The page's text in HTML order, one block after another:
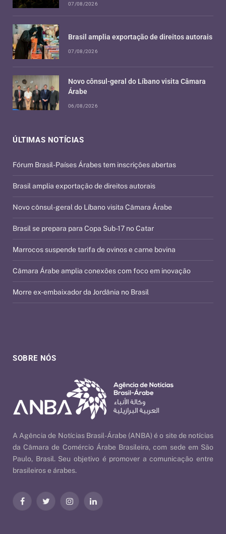
SOBRE NÓS
A Agência de Notícias Brasil-Árabe (ANBA) é o site de notícias
da Câmara de Comércio Árabe Brasileira, com sede em São
Paulo, Brasil. Seu objetivo é promover a comunicação entre
brasileiros e árabes.
FacebookTwitter InstagramLinkedIn
ÚLTIMAS NOTÍCIAS
Fórum Brasil-Países Árabes tem inscrições abertas
Brasil amplia exportação de direitos autorais
Novo cônsul-geral do Líbano visita Câmara Árabe
Brasil se prepara para Copa Sub-17 no Catar
Marrocos suspende tarifa de ovinos e carne bovina
Câmara Árabe amplia conexões com foco em inovação
Morre ex-embaixador da Jordânia no Brasil
07/08/2026
Brasil amplia exportação de direitos autorais
07/08/2026
Novo cônsul-geral do Líbano visita Câmara
Árabe
06/08/2026